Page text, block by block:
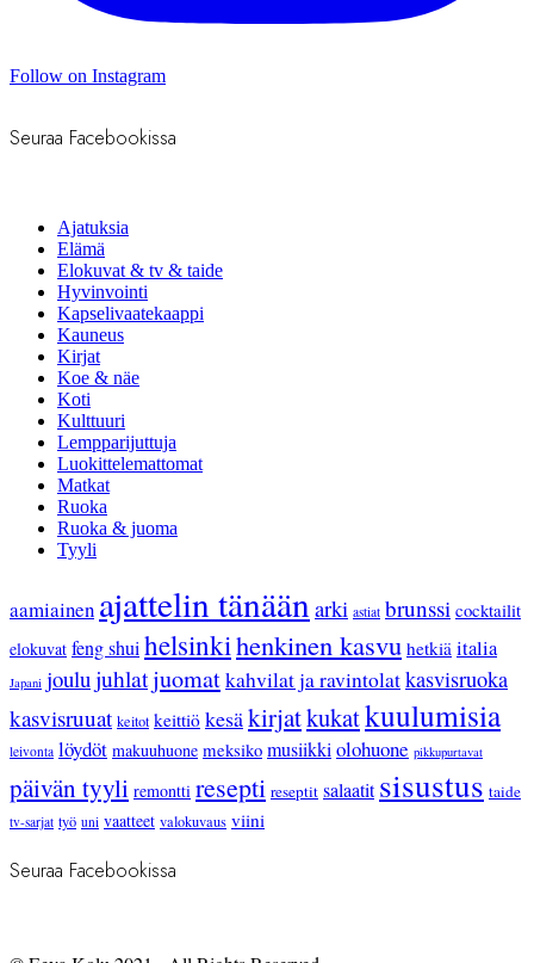
Follow on Instagram
Seuraa Facebookissa
Ajatuksia
Elämä
Elokuvat & tv & taide
Hyvinvointi
Kapselivaatekaappi
Kauneus
Kirjat
Koe & näe
Koti
Kulttuuri
Lempparijuttuja
Luokittelemattomat
Matkat
Ruoka
Ruoka & juoma
Tyyli
aamiainen ajattelin tänäänarki astiat brunssi cocktailit
elokuvat feng shuihelsinkihenkinen kasvu hetkiä italia
Japani joulujuhlatjuomatkahvilat ja ravintolatkasvisruoka
kasvisruuat keitot keittiö kesäkirjatkukatkuulumisia
leivonta löydöt makuuhuone meksiko musiikkiolohuone pikkupurtavat
päivän tyyli remontti resepti reseptit salaatit sisustus taide
tv-sarjat työ uni vaatteet valokuvaus viini
Seuraa Facebookissa